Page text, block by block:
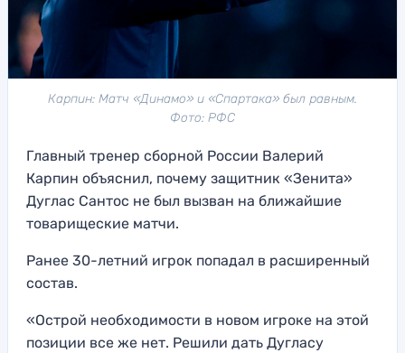
Карпин: Матч «Динамо» и «Спартака» был равным.
Фото: РФС
Главный тренер сборной России Валерий
Карпин объяснил, почему защитник «Зенита»
Дуглас Сантос не был вызван на ближайшие
товарищеские матчи.
Ранее 30-летний игрок попадал в расширенный
состав.
«Острой необходимости в новом игроке на этой
позиции все же нет. Решили дать Дугласу